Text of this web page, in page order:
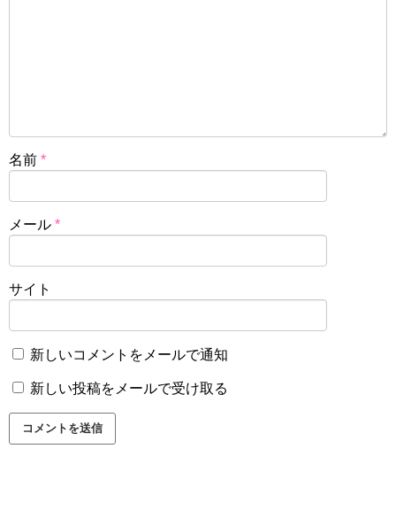
名前 *
メール *
サイト
新しいコメントをメールで通知
新しい投稿をメールで受け取る